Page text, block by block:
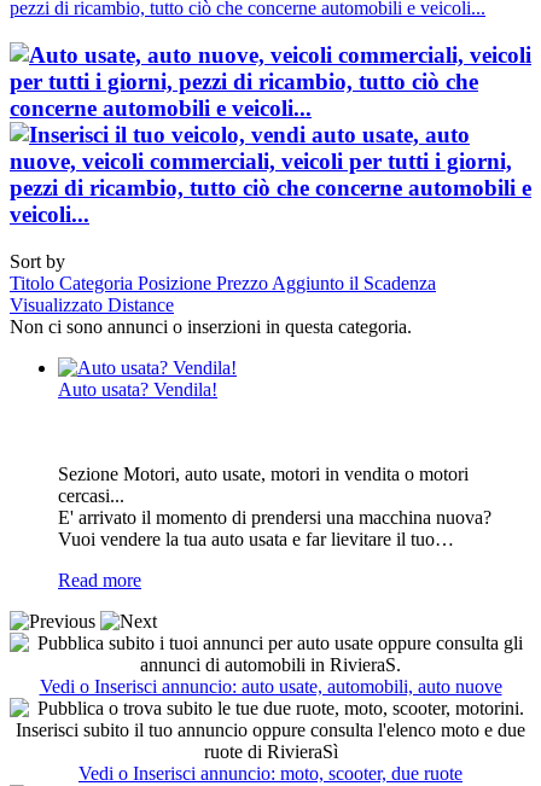
pezzi di ricambio, tutto ciò che concerne automobili e veicoli...
Sort by
Titolo Categoria Posizione Prezzo Aggiunto il Scadenza
Visualizzato Distance
Non ci sono annunci o inserzioni in questa categoria.
Auto usata? Vendila!
Sezione Motori, auto usate, motori in vendita o motori
cercasi...
E' arrivato il momento di prendersi una macchina nuova?
Vuoi vendere la tua auto usata e far lievitare il tuo…
Read more
Vedi o Inserisci annuncio: auto usate, automobili, auto nuove
Vedi o Inserisci annuncio: moto, scooter, due ruote